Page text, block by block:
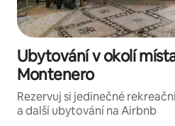
Ubytování v okolí
Montenero
Rezervuj si jedinečné
a další ubytování na Airbnb